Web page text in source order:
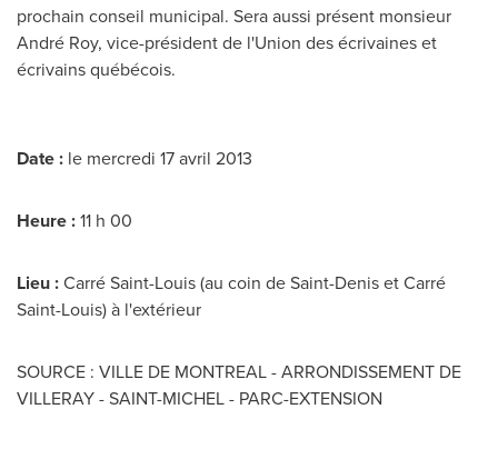
prochain conseil municipal. Sera aussi présent monsieur
André Roy, vice-président de l'Union des écrivaines et
écrivains québécois.
Date : le mercredi 17 avril 2013
Heure :11 h 00
Lieu :Carré Saint-Louis (au coin de Saint-Denis et Carré
Saint-Louis) à l'extérieur
SOURCE : VILLE DE MONTREAL - ARRONDISSEMENT DE
VILLERAY - SAINT-MICHEL - PARC-EXTENSION